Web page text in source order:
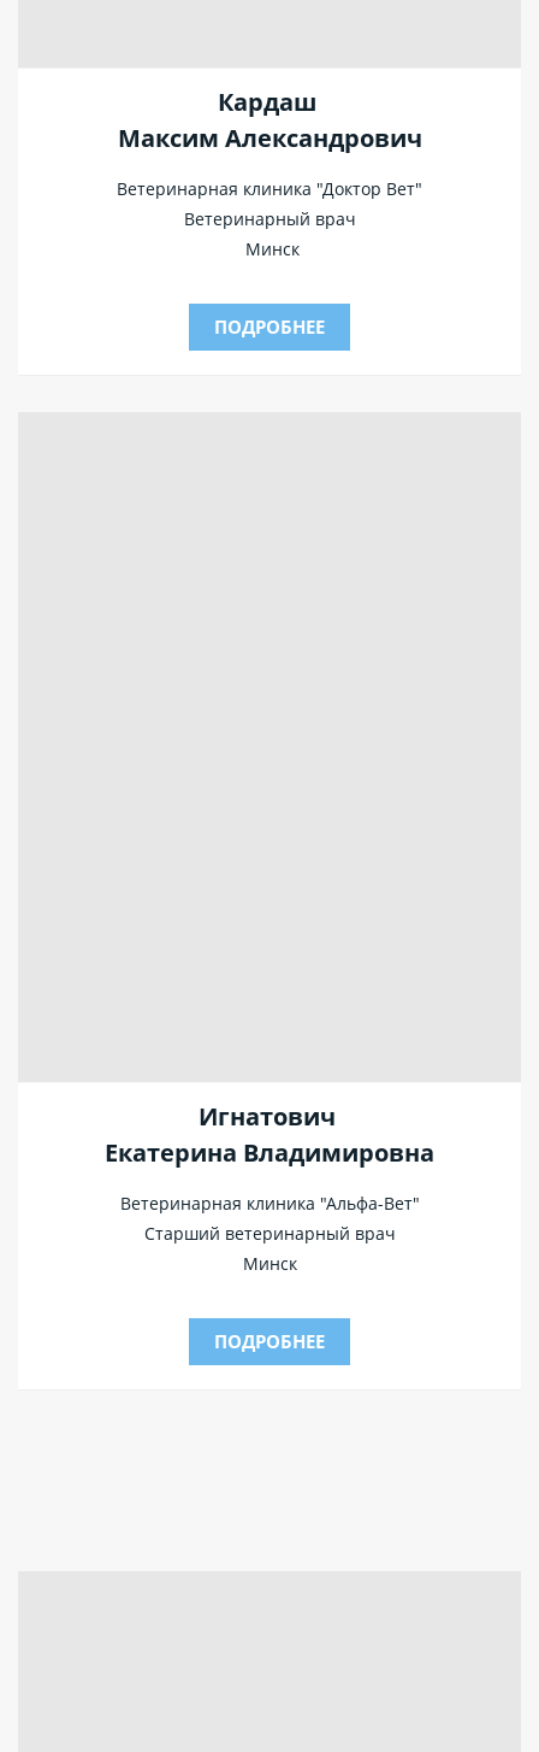
Кардаш
Максим Александрович
Ветеринарная клиника "Доктор Вет"
Ветеринарный врач
Минск
ПОДРОБНЕЕ
Игнатович
Екатерина Владимировна
Ветеринарная клиника "Альфа-Вет"
Старший ветеринарный врач
Минск
ПОДРОБНЕЕ